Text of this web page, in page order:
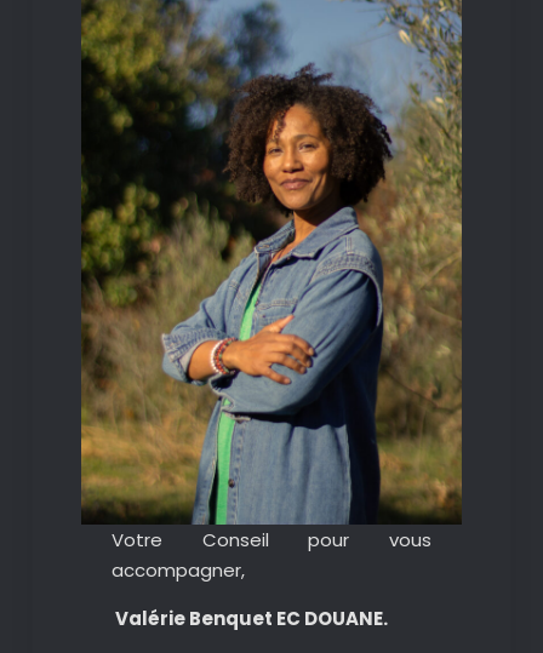
Votre Conseil pour vous
accompagner,
Valérie Benquet EC DOUANE.